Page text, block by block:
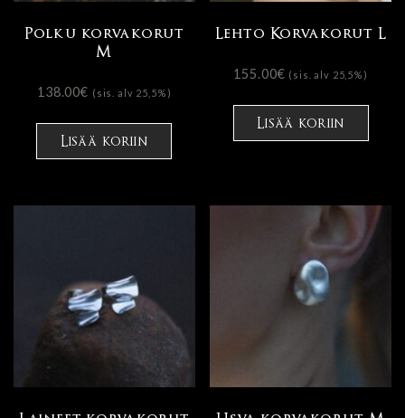
Polku korvakorut
M
138.00€ (sis. alv 25,5%)
Lisää koriin
Lehto Korvakorut L
155.00€ (sis. alv 25,5%)
Lisää koriin